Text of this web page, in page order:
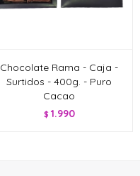
Chocolate Rama - Caja -
Surtidos - 400g. - Puro
Cacao
$ 1.990